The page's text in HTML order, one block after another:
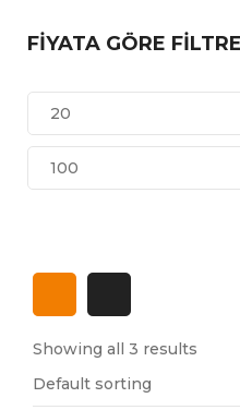
FIYATA GÖRE
Showing all 3 results
Default sorting